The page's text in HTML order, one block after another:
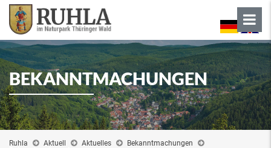
BEKANNTMACHUNGEN
Ruhla Aktuell Aktuelles
Bekanntmachungen